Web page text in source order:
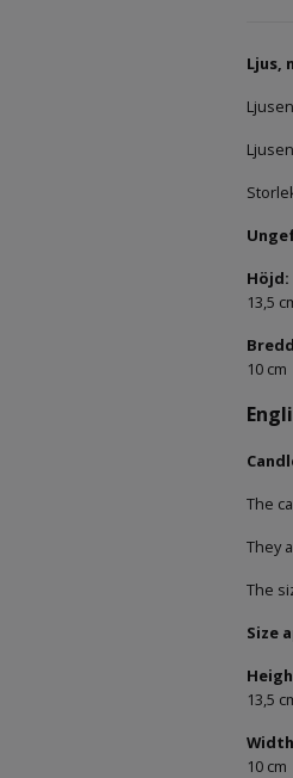
Ljus,
Höjd:
13,5
10 cm
The
They
The
Size
13,5
10 cm